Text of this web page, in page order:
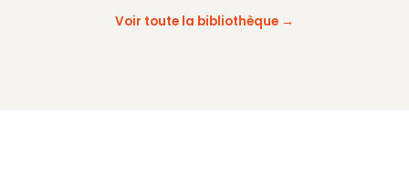
Voir toute la bibliothèque